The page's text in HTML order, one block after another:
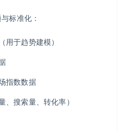
标准化：
用于趋势建模）
指数数据
、搜索量、转化率）